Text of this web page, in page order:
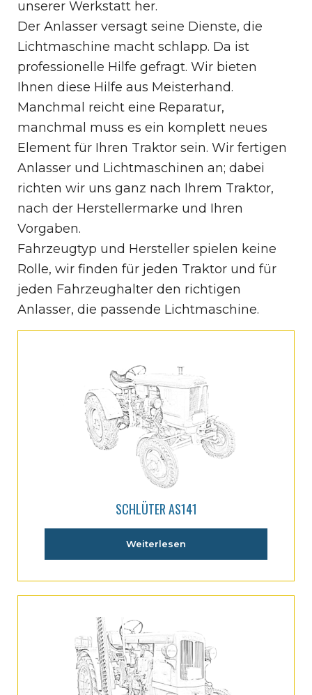
unserer Werkstatt her.
Der Anlasser versagt seine Dienste, die
Lichtmaschine macht schlapp. Da ist
professionelle Hilfe gefragt. Wir bieten
Ihnen diese Hilfe aus Meisterhand.
Manchmal reicht eine Reparatur,
manchmal muss es ein komplett neues
Element für Ihren Traktor sein. Wir fertigen
Anlasser und Lichtmaschinen an; dabei
richten wir uns ganz nach Ihrem Traktor,
nach der Herstellermarke und Ihren
Vorgaben.
Fahrzeugtyp und Hersteller spielen keine
Rolle, wir finden für jeden Traktor und für
jeden Fahrzeughalter den richtigen
Anlasser, die passende Lichtmaschine.
SCHLÜTER AS141
Weiterlesen